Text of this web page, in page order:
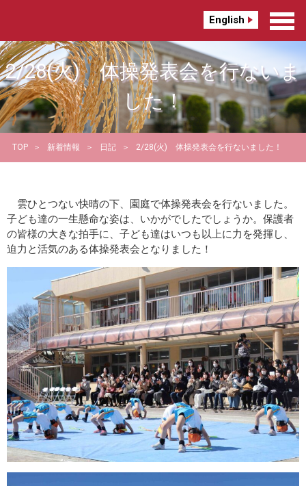
English
2/28(火) 体操発表会を行ないま
した！
TOP 新着情報 日記 2/28(火) 体操発表会を行ないました！
雲ひとつない快晴の下、園庭で体操発表会を行ないました。
子ども達の一生懸命な姿は、いかがでしたでしょうか。保護者
の皆様の大きな拍手に、子ども達はいつも以上に力を発揮し、
迫力と活気のある体操発表会となりました！